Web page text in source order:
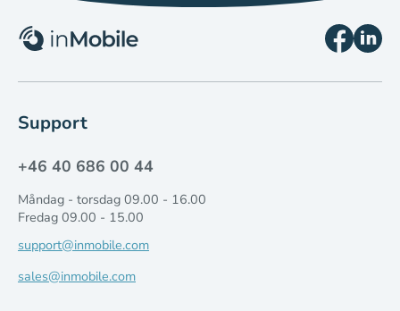
Support
+46 40 686 00 44
Måndag - torsdag 09.00 - 16.00
Fredag 09.00 - 15.00
support@inmobile.com
sales@inmobile.com